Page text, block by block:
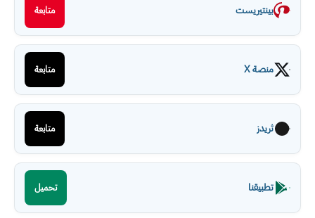
بينتيريست متابعة
منصة X متابعة
ثريدز متابعة
تطبيقنا تحميل